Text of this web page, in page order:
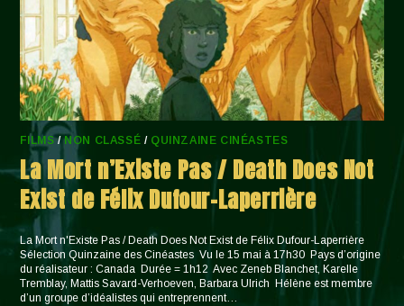
FILMS/NON CLASSÉ / QUINZAINE CINÉASTES
La Mort n’Existe Pas / Death Does Not
Exist de Félix Dufour-Laperrière
La Mort n'Existe Pas / Death Does Not Exist de Félix Dufour-Laperrière
Sélection Quinzaine des Cinéastes Vu le 15 mai à 17h30 Pays d’origine
du réalisateur : Canada Durée = 1h12 Avec Zeneb Blanchet, Karelle
Tremblay, Mattis Savard-Verhoeven, Barbara Ulrich Hélène est membre
d’un groupe d’idéalistes qui entreprennent…